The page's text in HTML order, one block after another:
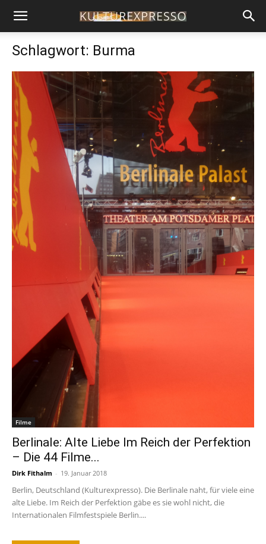
Schlagwort: Burma
Filme
Berlinale: Alte Liebe Im Reich der Perfektion
– Die 44 Filme...
Dirk Fithalm - 19. Januar 2018
Berlin, Deutschland (Kulturexpresso). Die Berlinale naht, für viele eine
alte Liebe. Im Reich der Perfektion gäbe es sie wohl nicht, die
Internationalen Filmfestspiele Berlin....